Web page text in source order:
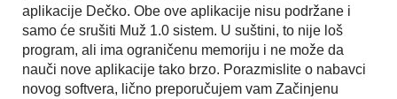
aplikacije Dečko. Obe ove aplikacije nisu podržane i
samo će srušiti Muž 1.0 sistem. U suštini, to nije loš
program, ali ima ograničenu memoriju i ne može da
nauči nove aplikacije tako brzo. Porazmislite o nabavci
novog softvera, lično preporučujem vam Začinjenu